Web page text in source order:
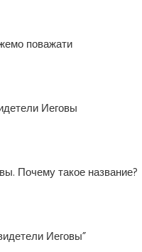
поважати
Иеговы
Почему такое название?
Иеговы”